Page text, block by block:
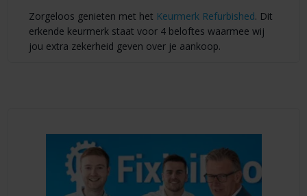
Zorgeloos genieten met het Keurmerk Refurbished. Dit
erkende keurmerk staat voor 4 beloftes waarmee wij
jou extra zekerheid geven over je aankoop.